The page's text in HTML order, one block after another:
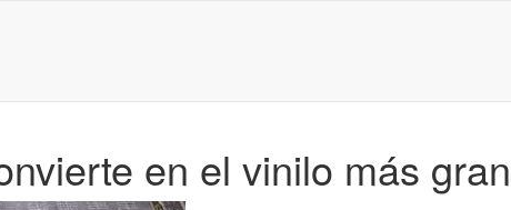
en el vinilo más